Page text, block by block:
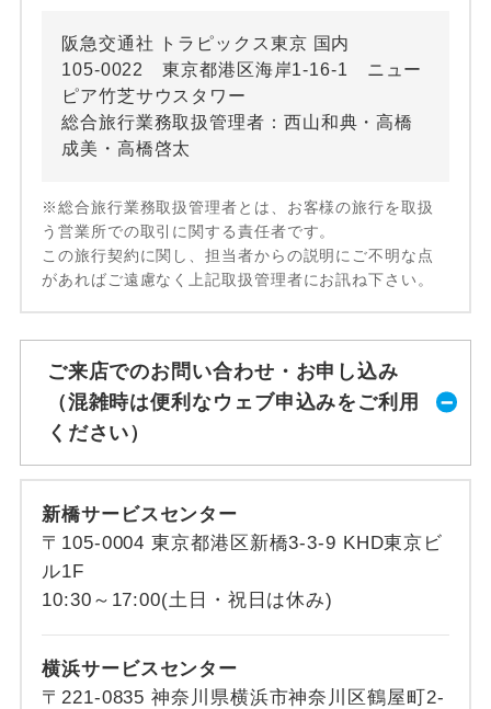
阪急交通社 トラピックス東京 国内
105-0022 東京都港区海岸1-16-1 ニュー
ピア竹芝サウスタワー
総合旅行業務取扱管理者：西山和典・高橋
成美・高橋啓太
※総合旅行業務取扱管理者とは、お客様の旅行を取扱
う営業所での取引に関する責任者です。
この旅行契約に関し、担当者からの説明にご不明な点
があればご遠慮なく上記取扱管理者にお訊ね下さい。
ご来店でのお問い合わせ・お申し込み
（混雑時は便利なウェブ申込みをご利用
ください）
新橋サービスセンター
〒105-0004 東京都港区新橋3-3-9 KHD東京ビ
ル1F
10:30～17:00(土日・祝日は休み)
横浜サービスセンター
〒221-0835 神奈川県横浜市神奈川区鶴屋町2-